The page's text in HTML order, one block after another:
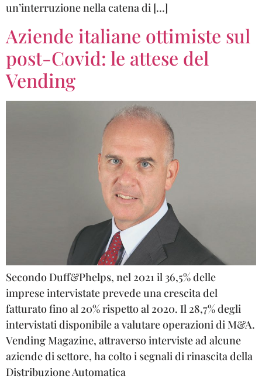
un’interruzione nella catena di […]
Aziende italiane ottimiste sul
post-Covid: le attese del
Vending
Secondo Duff&Phelps, nel 2021 il 36,5% delle
imprese intervistate prevede una crescita del
fatturato fino al 20% rispetto al 2020. Il 28,7% degli
intervistati disponibile a valutare operazioni di M&A.
Vending Magazine, attraverso interviste ad alcune
aziende di settore, ha colto i segnali di rinascita della
Distribuzione Automatica